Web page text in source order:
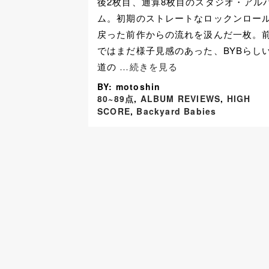
ム。初期のストレートなロックンロー
戻った前作からの流れを汲んだ一枚。
ではまだ様子見感のあった、BYBらし
道の …続きを見る
BY: motoshin
80~89点, ALBUM REVIEWS, HIGH
SCORE, Backyard Babies